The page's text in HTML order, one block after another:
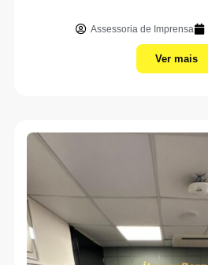
Assessoria de Imprensa
Ver mais